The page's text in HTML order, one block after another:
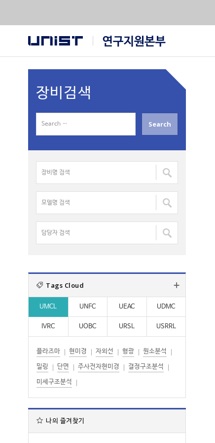
장비검색
f
장
명
검
색
모
명
검
색
담
색
:
Tags Cloud
UMCL UNFC UEAC UDMC
IVRC UOBC URSL USRRL
플라즈마 현미경 자외선 형광 원소분석
밀링 단면 주사전자현미경 결정구조분석
미세구조분석
나의 즐겨찾기